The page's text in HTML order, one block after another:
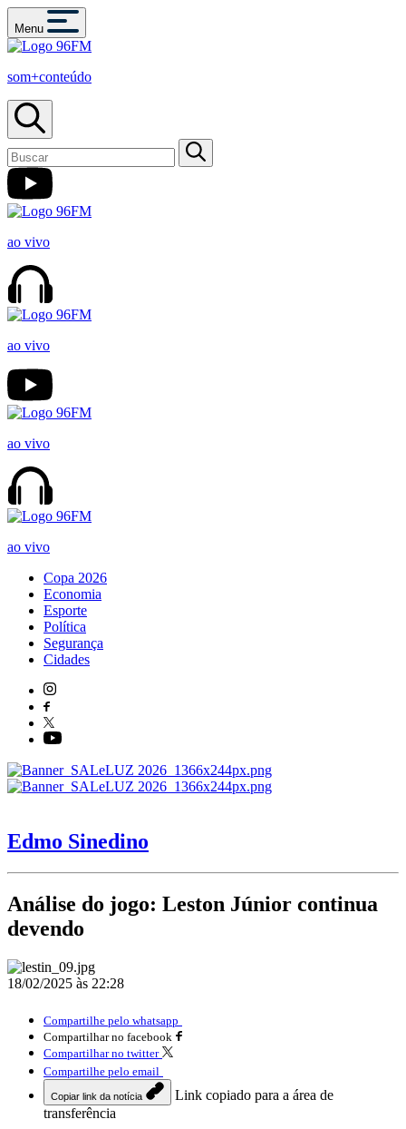
Menu
som+conteúdo
ao vivo
ao vivo
ao vivo
ao vivo
Copa 2026
Economia
Esporte
Política
Segurança
Cidades
Edmo Sinedino
Análise do jogo: Leston Júnior continua
devendo
18/02/2025 às 22:28
Compartilhe pelo whatsapp
Compartilhar no facebook
Compartilhar no twitter
Compartilhe pelo email
Copiar link da notícia
Link copiado para a área de
transferência